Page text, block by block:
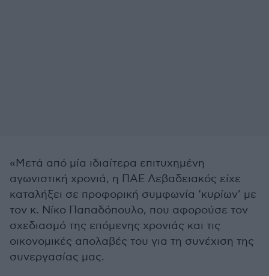
«Μετά από μία ιδιαίτερα επιτυχημένη
αγωνιστική χρονιά, η ΠΑΕ Λεβαδειακός είχε
καταλήξει σε προφορική συμφωνία ‘κυρίων’ με
τον κ. Νίκο Παπαδόπουλο, που αφορούσε τον
σχεδιασμό της επόμενης χρονιάς και τις
οικονομικές απολαβές του για τη συνέχιση της
συνεργασίας μας.